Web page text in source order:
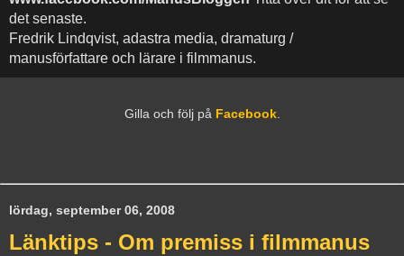
det senaste.
Fredrik Lindqvist, adastra media, dramaturg /
manusförfattare och lärare i filmmanus.
Gilla och följ på Facebook.
lördag, september 06, 2008
Länktips - Om premiss i filmmanus